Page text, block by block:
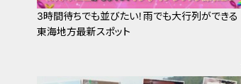
3時間待ちでも並びたい！雨でも大行列ができる
東海地方最新スポット